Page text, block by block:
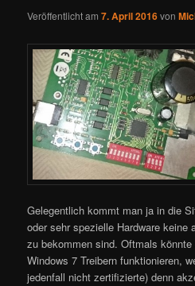
Veröffentlicht am7. April 2016von
Gelegentlich kommt man ja in die
oder sehr spezielle Hardware keine
zu bekommen sind. Oftmals
Windows 7 Treibern funktionieren,
jedenfall nicht zertifizierte) denn